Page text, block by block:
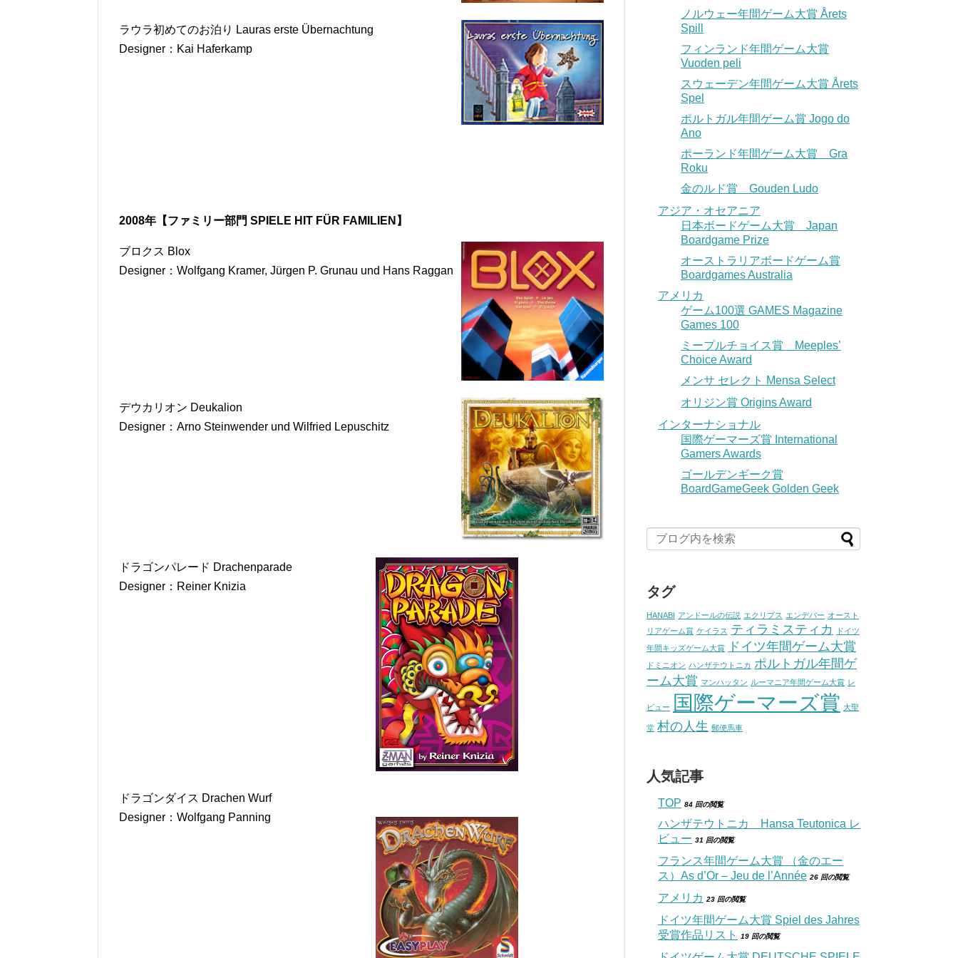
ラウラ初めてのお泊り Lauras erste Übernachtung
Designer：Kai Haferkamp
2008年【ファミリー部門 SPIELE HIT FÜR FAMILIEN】
ブロクス Blox
Designer：Wolfgang Kramer, Jürgen P. Grunau und Hans Raggan
デウカリオン Deukalion
Designer：Arno Steinwender und Wilfried Lepuschitz
ドラゴンパレード Drachenparade
Designer：Reiner Knizia
ドラゴンダイス Drachen Wurf
Designer：Wolfgang Panning
ノルウェー年間ゲーム大賞 Årets
Spill
フィンランド年間ゲーム大賞
Vuoden peli
スウェーデン年間ゲーム大賞 Årets
Spel
ポルトガル年間ゲーム賞 Jogo do
Ano
ポーランド年間ゲーム大賞 Gra
Roku
金のルド賞 Gouden Ludo
アジア・オセアニア
日本ボードゲーム大賞 Japan
Boardgame Prize
オーストラリアボードゲーム賞
Boardgames Australia
アメリカ
ゲーム100選 GAMES Magazine
Games 100
ミープルチョイス賞 Meeples’
Choice Award
メンサ セレクト Mensa Select
オリジン賞 Origins Award
インターナショナル
国際ゲーマーズ賞 International
Gamers Awards
ゴールデンギーク賞
BoardGameGeek Golden Geek
タグ
HANABI アンドールの伝説 エクリプス エンデバー オースト
リアゲーム賞 ケイラス ティラミスティカ
ドイツ
年間キッズゲーム大賞
ドイツ年間ゲーム大賞
ドミニオン ハンザテウトニカ ポルトガル年間ゲ
ーム大賞 マンハッタン ルーマニア年間ゲーム大賞 レ
ビュー 国際ゲーマーズ賞 大聖
堂 村の人生 郵便馬車
人気記事
TOP 84 回の閲覧
ハンザテウトニカ Hansa Teutonica レ
ビュー 31 回の閲覧
フランス年間ゲーム大賞 （金のエー
ス）As d’Or – Jeu de l’Année 26 回の閲覧
アメリカ 23 回の閲覧
ドイツ年間ゲーム大賞 Spiel des Jahres
受賞作品リスト
19 回の閲覧